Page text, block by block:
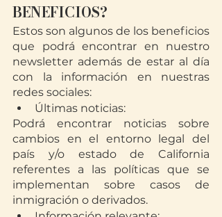
BENEFICIOS?
Estos son algunos de los beneficios
que podrá encontrar en nuestro
newsletter además de estar al día
con la información en nuestras
redes sociales:
Últimas noticias:
Podrá encontrar noticias sobre
cambios en el entorno legal del
país y/o estado de California
referentes a las políticas que se
implementan sobre casos de
inmigración o derivados.